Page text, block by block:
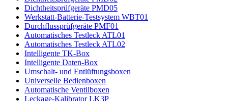
Dichtheitsprüfgeräte PMD05
Werkstatt-Batterie-Testsystem WBT01
Durchflussprüfgeräte PMF01
Automatisches Testleck ATL01
Automatisches Testleck ATL02
Intelligente TK-Box
Intelligente Daten-Box
Umschalt- und Entlüftungsboxen
Universelle Bedienboxen
Automatische Ventilboxen
Leckage-Kalibrator LK3P